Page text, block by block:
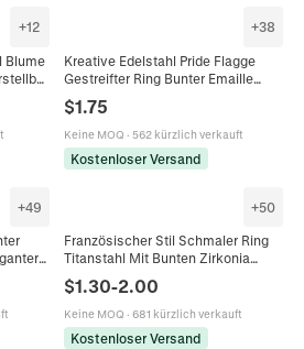
+12
Blume
+38
Kreative Edelstahl Pride Flagge
Gestreifter Ring Bunter Emaille
Pride Schmuck Geschenk
$1.75
Keine MOQ · 562 kürzlich verkauft
Kostenloser Versand
+49 +50
Französischer Stil Schmaler Ring
Titanstahl Mit Bunten Zirkonia
Stapelbar Sternenhimmel Mode
Schmuck Für Damen
$1.30-2.00
Keine MOQ · 681 kürzlich verkauft
Kostenloser Versand